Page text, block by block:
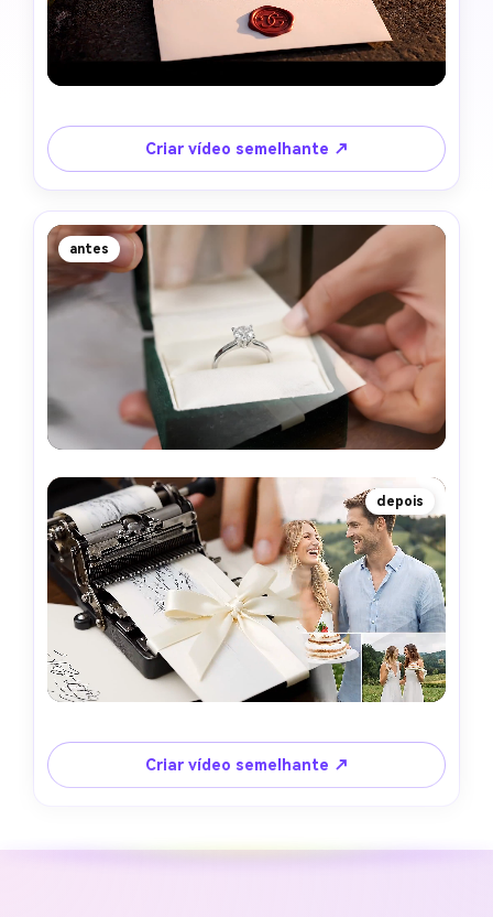
Criar vídeo semelhante ↗
antes
depois
Criar vídeo semelhante ↗